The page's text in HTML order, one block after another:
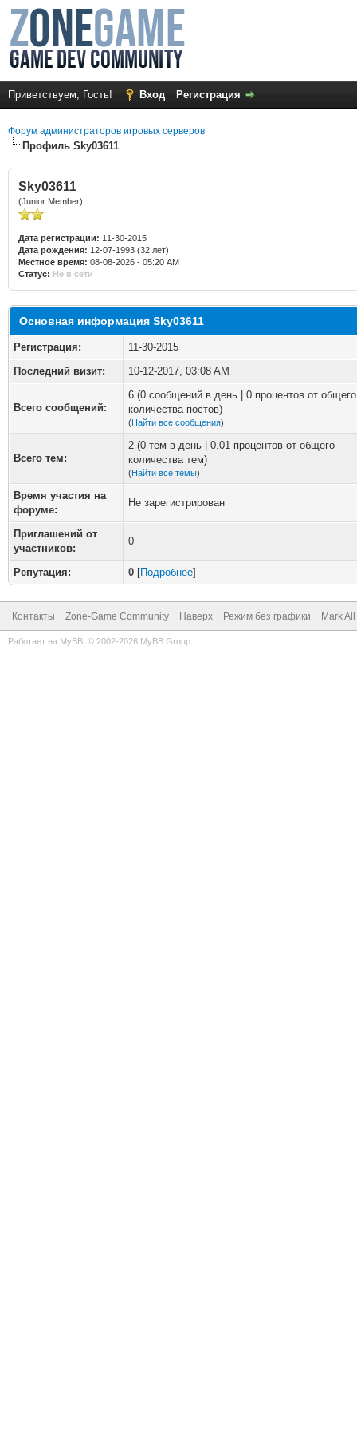
Приветствуем, Гость! Вход Регистрация
Форум администраторов игровых серверов
Профиль Sky03611
Sky03611
(Junior Member)
Дата регистрации: 11-30-2015
Дата рождения: 12-07-1993 (32 лет)
Местное время: 08-08-2026 - 05:20 AM
Статус: Не в сети
Основная информация Sky03611
Регистрация:
11-30-2015
Последний визит:
10-12-2017, 03:08 AM
Всего сообщений:
6 (0 сообщений в день | 0 процентов от общего
количества постов)
(Найти все сообщения)
Всего тем:
2 (0 тем в день | 0.01 процентов от общего
количества тем)
(Найти все темы)
Время участия на
форуме:
Не зарегистрирован
Приглашений от
участников:
0
Репутация: 0 [Подробнее]
Контакты Zone-Game Community Наверх Режим без графики Mark
Работает на MyBB , © 2002-2026 MyBB Group